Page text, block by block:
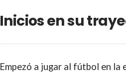
Inicios en su
Empezó a jugar al fútbol en la